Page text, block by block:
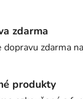
zdarma
dopravu zdarma
produkty